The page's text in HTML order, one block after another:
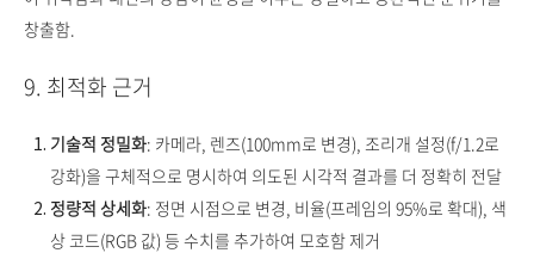
창출함.
9. 최적화 근거
기술적 정밀화: 카메라, 렌즈(100mm로 변경), 조리개 설정(f/1.2로
강화)을 구체적으로 명시하여 의도된 시각적 결과를 더 정확히 전달
정량적 상세화: 정면 시점으로 변경, 비율(프레임의 95%로 확대), 색
상 코드(RGB 값) 등 수치를 추가하여 모호함 제거